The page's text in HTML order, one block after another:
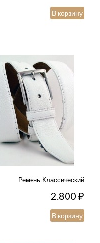
В корзину
Ремень Классический
2.800₽
В корзину